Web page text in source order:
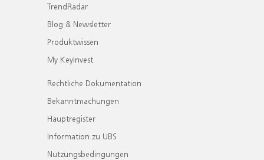
TrendRadar
Blog & Newsletter
Produktwissen
My KeyInvest
Rechtliche Dokumentation
Bekanntmachungen
Hauptregister
Information zu UBS
Nutzungsbedingungen